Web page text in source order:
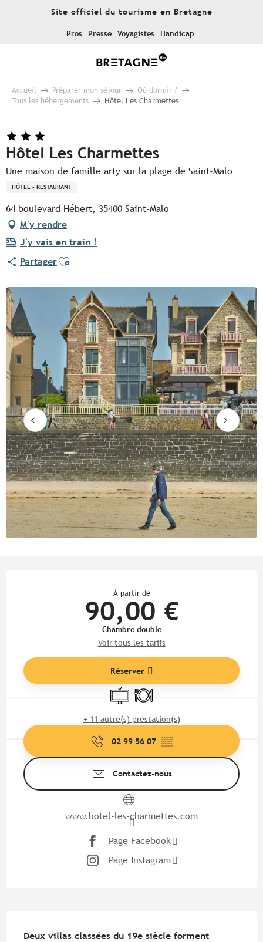
Site officiel du tourisme en Bretagne
Pros Presse Voyagistes Handicap
Accueil Préparer mon séjour
Où dormir ?
Tous les hébergements
Hôtel Les Charmettes
Hôtel Les Charmettes
Une maison de famille arty sur la plage de Saint-Malo
HÔTEL - RESTAURANT
64 boulevard Hébert, 35400 Saint-Malo
M'y rendre
J'y vais en train !
PartagerAjouter aux favoris
À partir de
90,00 €
Chambre double
Voir tous les tarifs
Réserver
TélévisionRestaurant
+ 11 autre(s) prestation(s)
02 99 56 07 ▒▒
Contactez-nous
www.hotel-les-charmettes.com
Page Facebook
Page Instagram
Deux villas classées du 19e siècle forment